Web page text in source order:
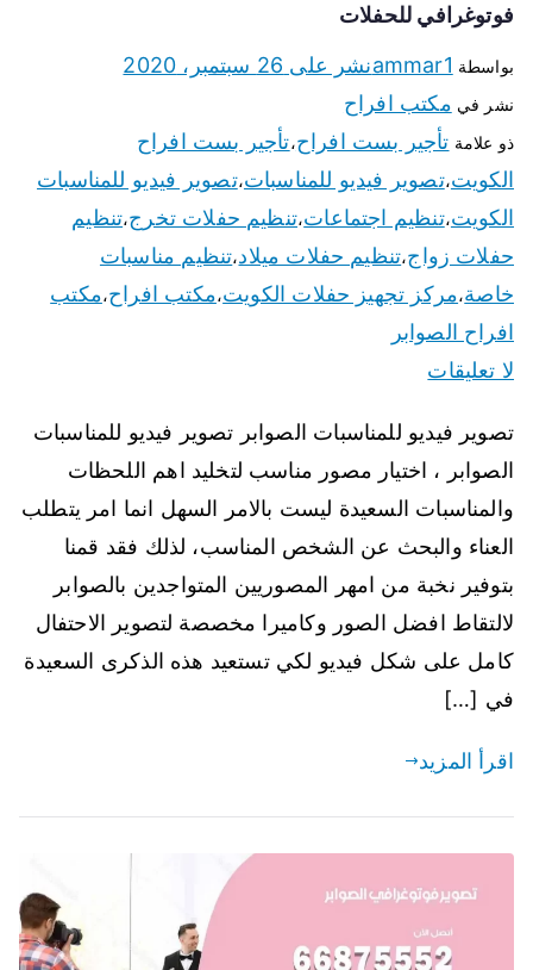
فوتوغرافي للحفلات
بواسطة ammar1نشر على 26 سبتمبر، 2020
نشر في مكتب افراح
ذو علامة تأجير بست افراح،تأجير بست افراح
الكويت،تصوير فيديو للمناسبات،تصوير فيديو للمناسبات
الكويت،تنظيم اجتماعات،تنظيم حفلات تخرج،تنظيم
حفلات زواج،تنظيم حفلات ميلاد،تنظيم مناسبات
خاصة،مركز تجهيز حفلات الكويت،مكتب افراح،مكتب
افراح الصوابر
لا تعليقات
تصوير فيديو للمناسبات الصوابر تصوير فيديو للمناسبات
الصوابر ، اختيار مصور مناسب لتخليد اهم اللحظات
والمناسبات السعيدة ليست بالامر السهل انما امر يتطلب
العناء والبحث عن الشخص المناسب، لذلك فقد قمنا
بتوفير نخبة من امهر المصوريين المتواجدين بالصوابر
لالتقاط افضل الصور وكاميرا مخصصة لتصوير الاحتفال
كامل على شكل فيديو لكي تستعيد هذه الذكرى السعيدة
في […]
اقرأ المزيد